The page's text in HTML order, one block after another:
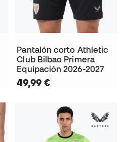
Pantalón corto Athletic
Club Bilbao Primera
Equipación 2026-2027
49,99 €